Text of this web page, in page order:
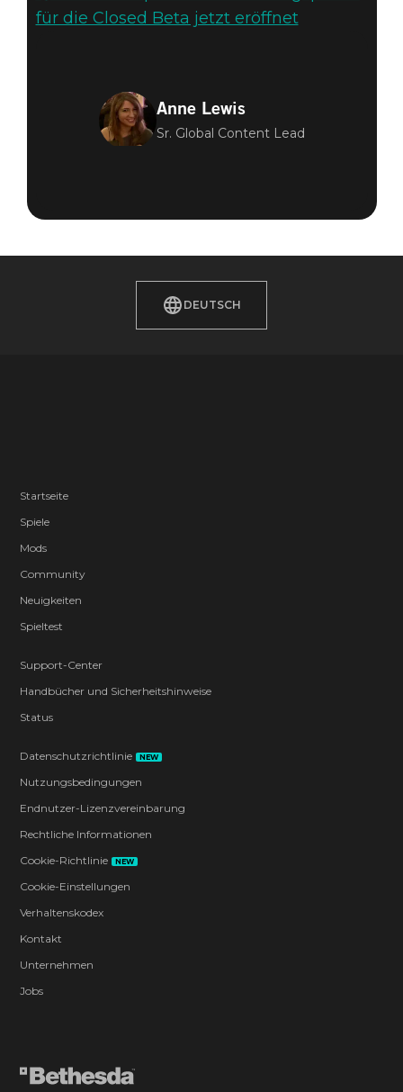
für die Closed Beta jetzt eröffnet
Anne Lewis
Sr. Global Content Lead
DEUTSCH
Startseite
Spiele
Mods
Community
Neuigkeiten
Spieltest
Support-Center
Handbücher und Sicherheitshinweise
Status
Datenschutzrichtlinie NEW
Nutzungsbedingungen
Endnutzer-Lizenzvereinbarung
Rechtliche Informationen
Cookie-Richtlinie
NEW
Cookie-Einstellungen
Verhaltenskodex
Kontakt
Unternehmen
Jobs